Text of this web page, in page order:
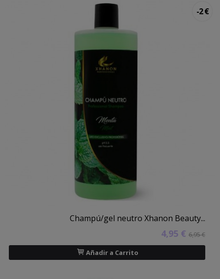
-2 €
Champú/gel neutro Xhanon Beauty...
4,95 € 6,95 €
Añadir a Carrito